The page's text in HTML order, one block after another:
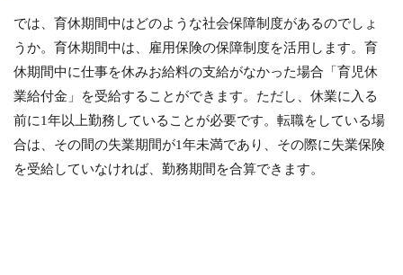
では、育休期間中はどのような社会保障制度があるのでしょ
うか。育休期間中は、雇用保険の保障制度を活用します。育
休期間中に仕事を休みお給料の支給がなかった場合「育児休
業給付金」を受給することができます。ただし、休業に入る
前に1年以上勤務していることが必要です。転職をしている場
合は、その間の失業期間が1年未満であり、その際に失業保険
を受給していなければ、勤務期間を合算できます。